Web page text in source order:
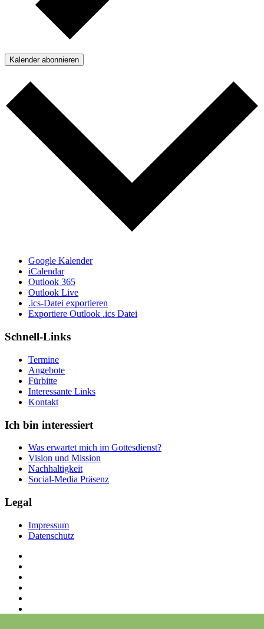
Kalender abonnieren
Google Kalender
iCalendar
Outlook 365
Outlook Live
.ics-Datei exportieren
Exportiere Outlook .ics Datei
Schnell-Links
Termine
Angebote
Fürbitte
Interessante Links
Kontakt
Ich bin interessiert
Was erwartet mich im Gottesdienst?
Vision und Mission
Nachhaltigkeit
Social-Media Präsenz
Legal
Impressum
Datenschutz